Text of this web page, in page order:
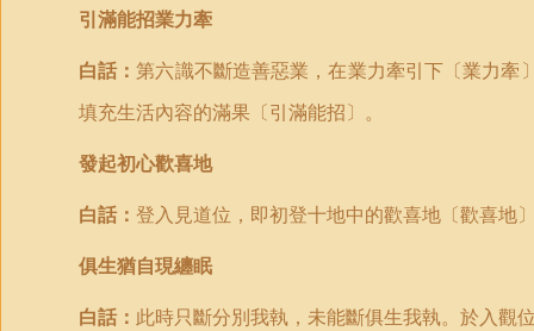
引滿能招業力牽
白話：第六識不斷造善惡業，在業力牽引下〔業力
填充生活內容的滿果〔引滿能招〕。
發起初心歡喜地
白話： 登入見道位，即初登十地中的歡喜地〔歡喜地
俱生猶自現纏眠
白話： 此時只斷分別我執，未能斷俱生我執。於入觀